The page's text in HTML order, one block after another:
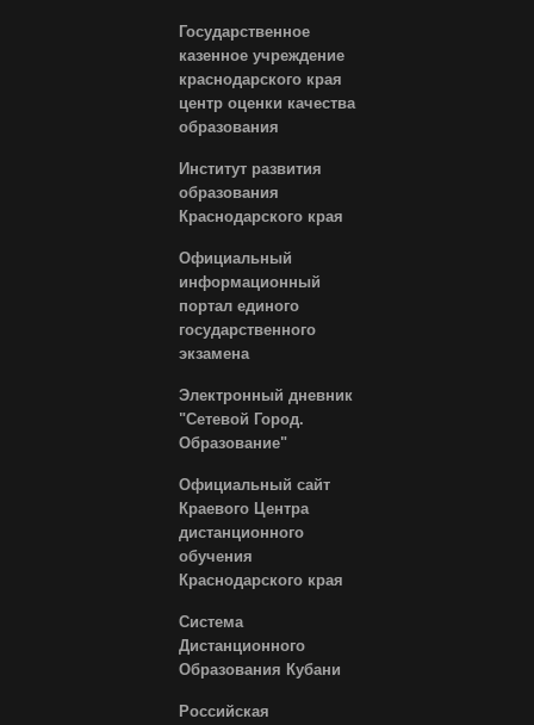
Государственное
казенное учреждение
краснодарского края
центр оценки качества
образования
Институт развития
образования
Краснодарского края
Официальный
информационный
портал единого
государственного
экзамена
Электронный дневник
"Сетевой Город.
Образование"
Официальный сайт
Краевого Центра
дистанционного
обучения
Краснодарского края
Система
Дистанционного
Образования Кубани
Российская